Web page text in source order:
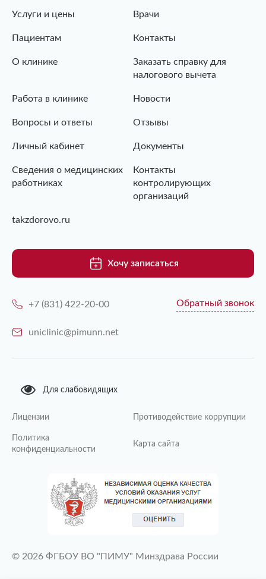
Услуги и цены Врачи
Пациентам Контакты
О клинике
Заказать справку для
налогового вычета
Работа в клинике Новости
Вопросы и ответы Отзывы
Личный кабинет Документы
Сведения о медицинских
работниках
Контакты
контролирующих
организаций
takzdorovo.ru
Хочу записаться
+7 (831) 422-20-00 Обратный звонок
uniclinic@pimunn.net
Для слабовидящих
Лицензии Противодействие коррупции
Политика
конфиденциальности
Карта сайта
© 2026 ФГБОУ ВО "ПИМУ" Минздрава России